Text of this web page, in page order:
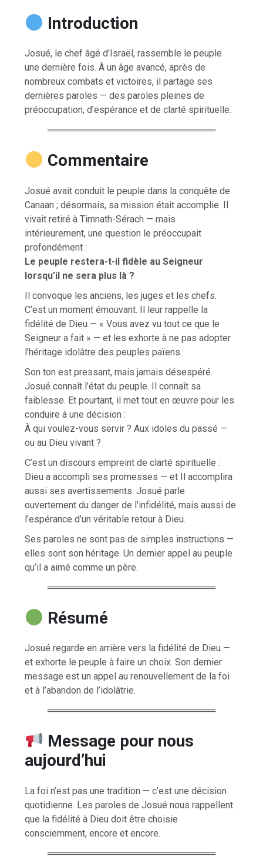
Introduction
Josué, le chef âgé d’Israël, rassemble le peuple
une dernière fois. À un âge avancé, après de
nombreux combats et victoires, il partage ses
dernières paroles — des paroles pleines de
préoccupation, d’espérance et de clarté spirituelle.
══════════════════════════
Commentaire
Josué avait conduit le peuple dans la conquête de
Canaan ; désormais, sa mission était accomplie. Il
vivait retiré à Timnath-Sérach — mais
intérieurement, une question le préoccupait
profondément :
Le peuple restera-t-il fidèle au Seigneur
lorsqu’il ne sera plus là ?
Il convoque les anciens, les juges et les chefs.
C’est un moment émouvant. Il leur rappelle la
fidélité de Dieu — « Vous avez vu tout ce que le
Seigneur a fait » — et les exhorte à ne pas adopter
l’héritage idolâtre des peuples païens.
Son ton est pressant, mais jamais désespéré.
Josué connaît l’état du peuple. Il connaît sa
faiblesse. Et pourtant, il met tout en œuvre pour les
conduire à une décision :
À qui voulez-vous servir ? Aux idoles du passé —
ou au Dieu vivant ?
C’est un discours empreint de clarté spirituelle :
Dieu a accompli ses promesses — et Il accomplira
aussi ses avertissements. Josué parle
ouvertement du danger de l’infidélité, mais aussi de
l’espérance d’un véritable retour à Dieu.
Ses paroles ne sont pas de simples instructions —
elles sont son héritage. Un dernier appel au peuple
qu’il a aimé comme un père.
══════════════════════════
Résumé
Josué regarde en arrière vers la fidélité de Dieu —
et exhorte le peuple à faire un choix. Son dernier
message est un appel au renouvellement de la foi
et à l’abandon de l’idolâtrie.
══════════════════════════
Message pour nous
aujourd’hui
La foi n’est pas une tradition — c’est une décision
quotidienne. Les paroles de Josué nous rappellent
que la fidélité à Dieu doit être choisie
consciemment, encore et encore.
══════════════════════════